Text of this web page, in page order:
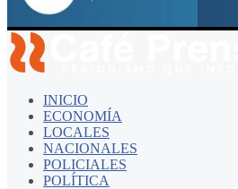
INICIO
ECONOMÍA
LOCALES
NACIONALES
POLICIALES
POLÍTICA